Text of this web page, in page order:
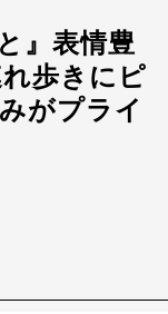
』表情豊
歩きにピ
がプライ